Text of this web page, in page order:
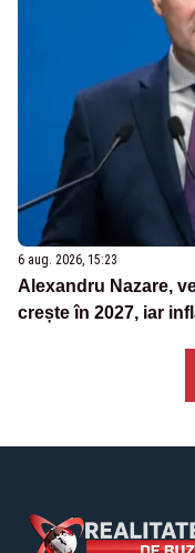
6 aug. 2026, 15:23
Alexandru Nazare,
crește în 2027, iar